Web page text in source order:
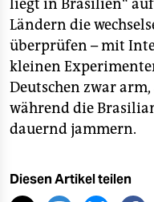
fragen & hilfe
unterstützen
abo
genossenschaft
epaper login
liegt in Brasilien“
Ländern die
überprüfen – mit
kleinen
Deutschen zwar
während die
dauernd jammern.
Diesen Artikel teilen